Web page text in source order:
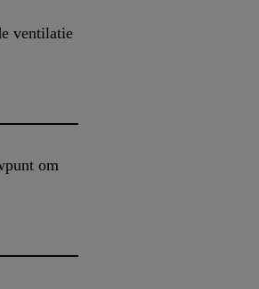
ventilatie
om